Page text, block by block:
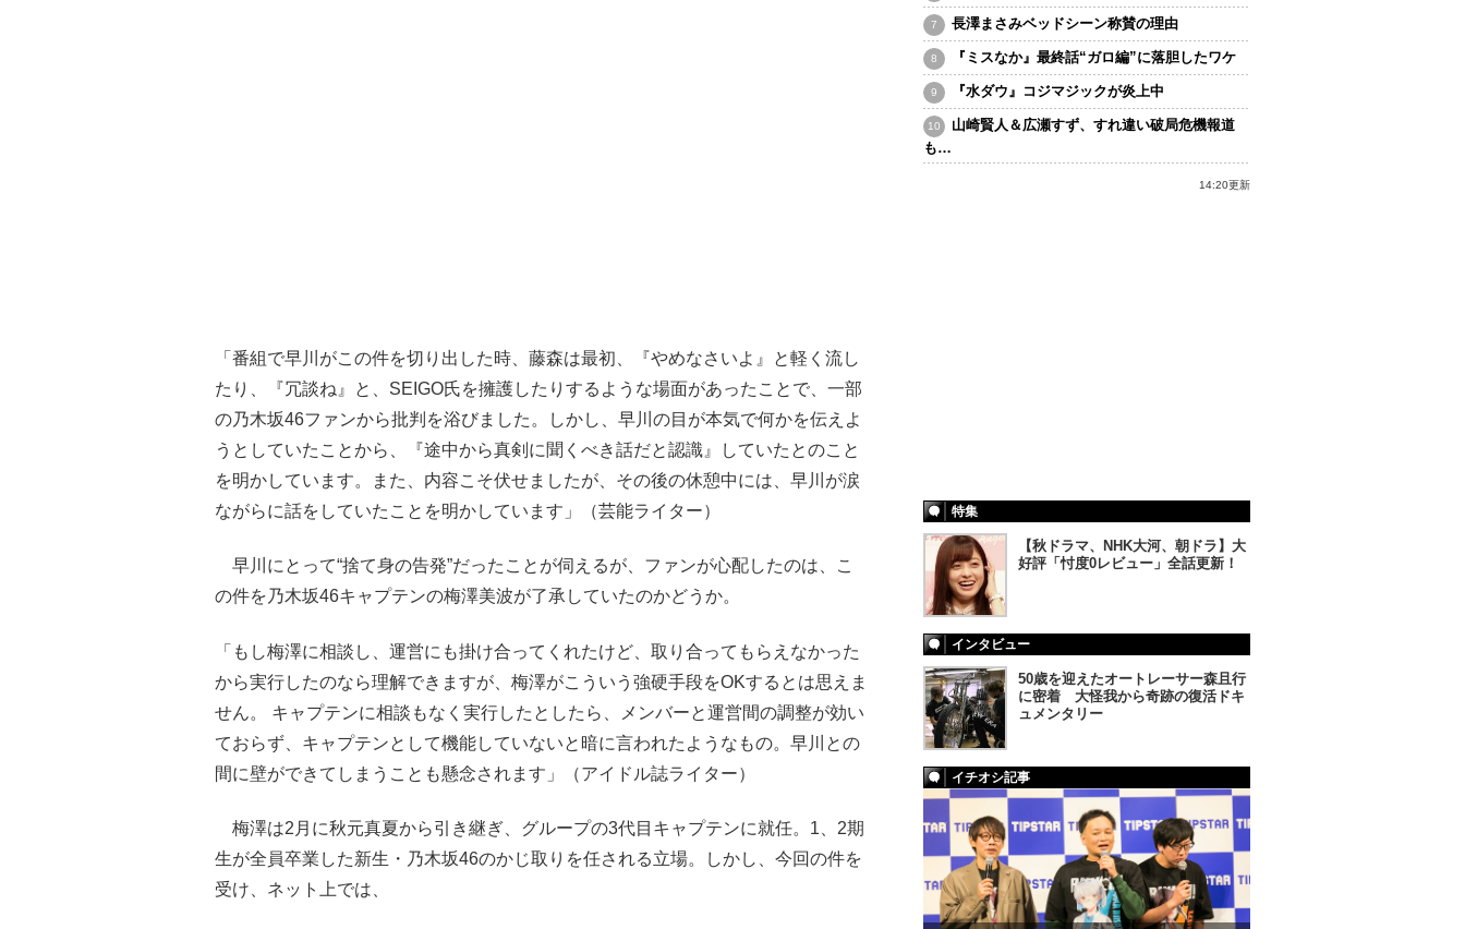
「番組で早川がこの件を切り出した時、藤森は最初、『やめなさいよ』と軽く流し
たり、『冗談ね』と、SEIGO氏を擁護したりするような場面があったことで、一部
の乃木坂46ファンから批判を浴びました。しかし、早川の目が本気で何かを伝えよ
うとしていたことから、『途中から真剣に聞くべき話だと認識』していたとのこと
を明かしています。また、内容こそ伏せましたが、その後の休憩中には、早川が涙
ながらに話をしていたことを明かしています」（芸能ライター）
早川にとって“捨て身の告発”だったことが伺えるが、ファンが心配したのは、こ
の件を乃木坂46キャプテンの梅澤美波が了承していたのかどうか。
「もし梅澤に相談し、運営にも掛け合ってくれたけど、取り合ってもらえなかった
から実行したのなら理解できますが、梅澤がこういう強硬手段をOKするとは思えま
せん。 キャプテンに相談もなく実行したとしたら、メンバーと運営間の調整が効い
ておらず、キャプテンとして機能していないと暗に言われたようなもの。早川との
間に壁ができてしまうことも懸念されます」（アイドル誌ライター）
梅澤は2月に秋元真夏から引き継ぎ、グループの3代目キャプテンに就任。1、2期
生が全員卒業した新生・乃木坂46のかじ取りを任される立場。しかし、今回の件を
受け、ネット上では、
長澤まさみベッドシーン称賛の理由
『ミスなか』最終話“ガロ編”に落胆したワケ
『水ダウ』コジマジックが炎上中
山崎賢人＆広瀬すず、すれ違い破局危機報道
も…
14:20更新
特集
【秋ドラマ、NHK大河、朝ドラ】大
好評「忖度0レビュー」全話更新！
インタビュー
50歳を迎えたオートレーサー森且行
に密着 大怪我から奇跡の復活ドキ
ュメンタリー
イチオシ記事